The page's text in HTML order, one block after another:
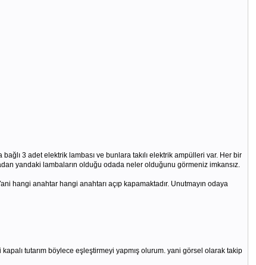
3 adet elektrik lambası ve bunlara takılı elektrik ampülleri var. Her bir
yandaki lambaların olduğu odada neler olduğunu görmeniz imkansız.
hangi anahtar hangi anahtarı açıp kapamaktadır. Unutmayın odaya
tutarım böylece eşleştirmeyi yapmış olurum. yani görsel olarak takip